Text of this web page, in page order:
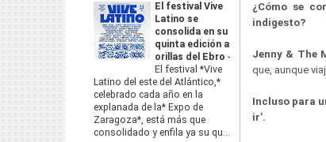
El festival Vive
Latino se
consolida en su
quinta edición a
orillas del Ebro -
El festival *Vive
Latino del este del Atlántico,*
celebrado cada año en la
explanada de la* Expo de
Zaragoza*, está más que
consolidado y enfila ya su qu...
¿Cómo se
indigesto?
Jenny & The
que, aunque
Incluso para
ir’.